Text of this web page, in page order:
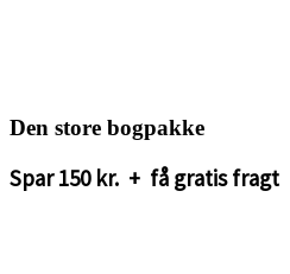
Den store bogpakke
Spar 150 kr. + få gratis fragt